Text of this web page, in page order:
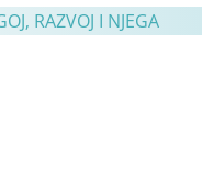
RAZVOJ I NJEGA